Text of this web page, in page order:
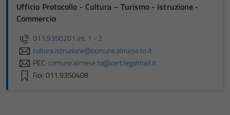
Ufficio Protocollo - Cultura – Turismo - Istruzione -
Commercio
011.9350201 int. 1 - 2
cultura.istruzione@comune.almese.to.it
PEC:comune.almese.to@cert.legalmail.it
Fax: 011.9350408